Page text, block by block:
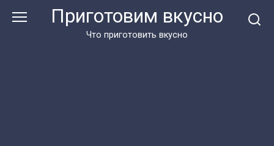
Приготовим вкусно
Что приготовить вкусно